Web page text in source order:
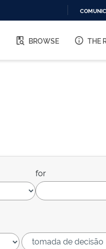
BROWSE THE
for